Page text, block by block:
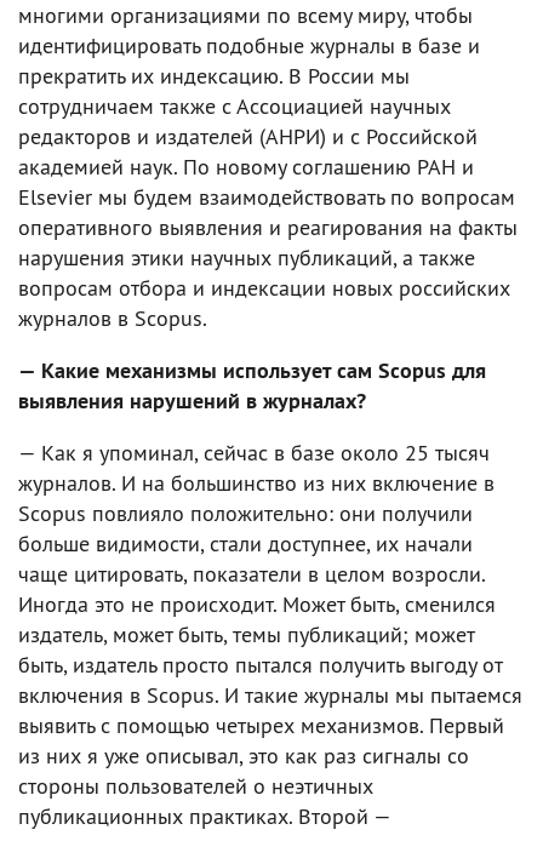
многими организациями по всему миру, чтобы
идентифицировать подобные журналы в базе и
прекратить их индексацию. В России мы
сотрудничаем также с Ассоциацией научных
редакторов и издателей (АНРИ) и с Российской
академией наук. По новому соглашению РАН и
Elsevier мы будем взаимодействовать по вопросам
оперативного выявления и реагирования на факты
нарушения этики научных публикаций, а также
вопросам отбора и индексации новых российских
журналов в Scopus.
— Какие механизмы использует сам Scopus для
выявления нарушений в журналах?
— Как я упоминал, сейчас в базе около 25 тысяч
журналов. И на большинство из них включение в
Scopus повлияло положительно: они получили
больше видимости, стали доступнее, их начали
чаще цитировать, показатели в целом возросли.
Иногда это не происходит. Может быть, сменился
издатель, может быть, темы публикаций; может
быть, издатель просто пытался получить выгоду от
включения в Scopus. И такие журналы мы пытаемся
выявить с помощью четырех механизмов. Первый
из них я уже описывал, это как раз сигналы со
стороны пользователей о неэтичных
публикационных практиках. Второй —